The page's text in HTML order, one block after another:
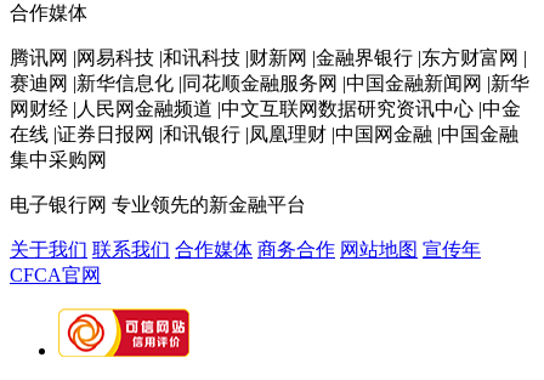
合作媒体
腾讯网 |网易科技 |和讯科技 |财新网 |金融界银行 |东方财富网 |
赛迪网 |新华信息化 |同花顺金融服务网 |中国金融新闻网 |新华
网财经 |人民网金融频道 |中文互联网数据研究资讯中心 |中金
在线 |证券日报网 |和讯银行 |凤凰理财 |中国网金融 |中国金融
集中采购网
电子银行网 专业领先的新金融平台
关于我们 联系我们 合作媒体 商务合作 网站地图 宣传年
CFCA官网